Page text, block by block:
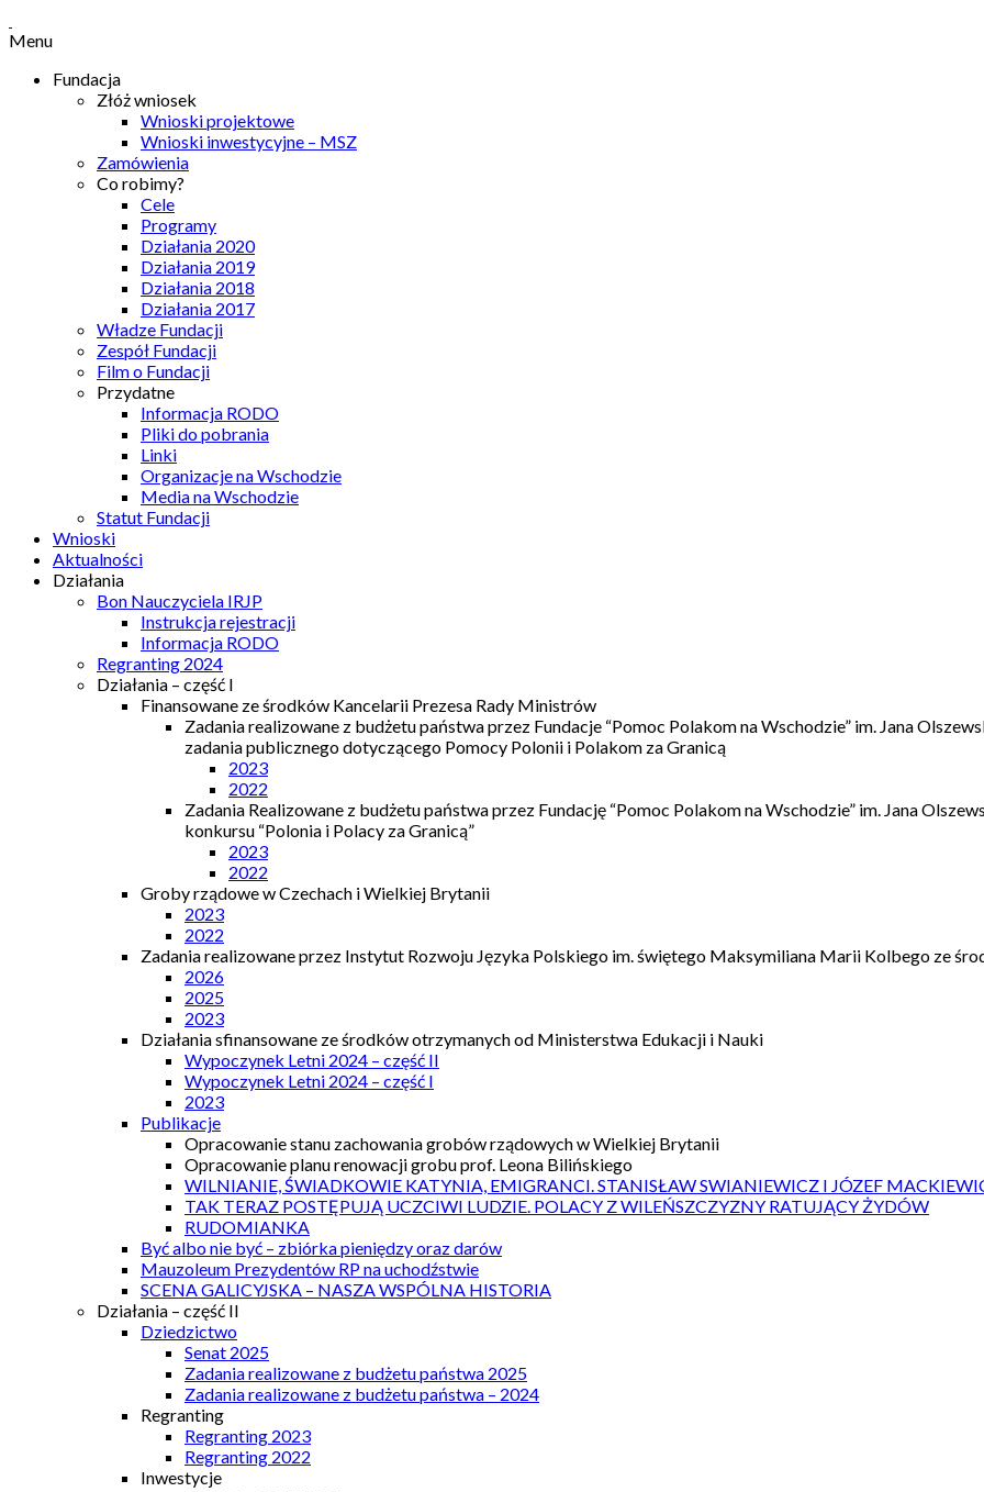
Menu
Fundacja
Złóż wniosek
Wnioski projektowe
Wnioski inwestycyjne – MSZ
Zamówienia
Co robimy?
Cele
Programy
Działania 2020
Działania 2019
Działania 2018
Działania 2017
Władze Fundacji
Zespół Fundacji
Film o Fundacji
Przydatne
Informacja RODO
Pliki do pobrania
Linki
Organizacje na Wschodzie
Media na Wschodzie
Statut Fundacji
Wnioski
Aktualności
Działania
Bon Nauczyciela IRJP
Instrukcja rejestracji
Informacja RODO
Regranting 2024
Działania – część I
Finansowane ze środków Kancelarii Prezesa Rady Ministrów
Zadania realizowane z budżetu państwa przez Fundacje “Pomoc Polakom na Wschodzie” im. Jana
zadania publicznego dotyczącego Pomocy Polonii i Polakom za Granicą
2023
2022
Zadania Realizowane z budżetu państwa przez Fundację “Pomoc Polakom na Wschodzie” im. Jana
konkursu “Polonia i Polacy za Granicą”
2023
2022
Groby rządowe w Czechach i Wielkiej Brytanii
2023
2022
Zadania realizowane przez Instytut Rozwoju Języka Polskiego im. świętego Maksymiliana Marii Kolbego ze
2026
2025
2023
Działania sfinansowane ze środków otrzymanych od Ministerstwa Edukacji i Nauki
Wypoczynek Letni 2024 – część II
Wypoczynek Letni 2024 – część I
2023
Publikacje
Opracowanie stanu zachowania grobów rządowych w Wielkiej Brytanii
Opracowanie planu renowacji grobu prof. Leona Bilińskiego
WILNIANIE, ŚWIADKOWIE KATYNIA, EMIGRANCI. STANISŁAW SWIANIEWICZ I JÓZEF
TAK TERAZ POSTĘPUJĄ UCZCIWI LUDZIE. POLACY Z WILEŃSZCZYZNY RATUJĄCY ŻYDÓW
RUDOMIANKA
Być albo nie być – zbiórka pieniędzy oraz darów
Mauzoleum Prezydentów RP na uchodźstwie
SCENA GALICYJSKA – NASZA WSPÓLNA HISTORIA
Działania – część II
Dziedzictwo
Senat 2025
Zadania realizowane z budżetu państwa 2025
Zadania realizowane z budżetu państwa – 2024
Regranting
Regranting 2023
Regranting 2022
Inwestycje